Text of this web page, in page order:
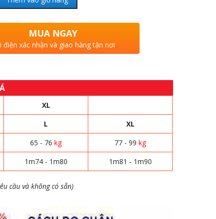
MUA NGAY
điện xác nhận và giao hàng tận nơi
XL
L
XL
65 - 76kg 77 - 99kg
1m74 - 1m80 1m81 - 1m90
cầu và không có sẵn)